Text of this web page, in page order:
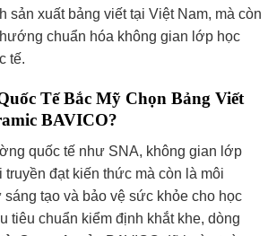
sản xuất bảng viết tại Việt Nam, mà còn
chuẩn hóa không gian lớp học
tế.
Tế Bắc Mỹ Chọn Bảng Viết
BAVICO?
quốc tế như SNA, không gian lớp
truyền đạt kiến thức mà còn là môi
tạo và bảo vệ sức khỏe cho học
tiêu chuẩn kiểm định khắt khe, dòng